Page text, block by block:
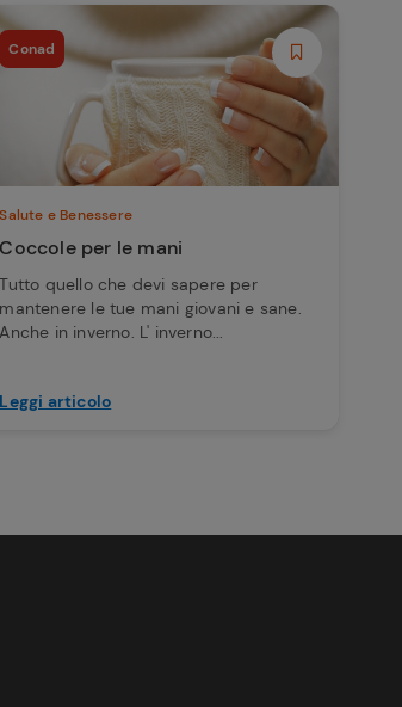
Conad
Salute e Benessere
Coccole per le mani
Tutto quello che devi sapere per
mantenere le tue mani giovani e sane.
Anche in inverno. L' inverno...
Leggi articolo